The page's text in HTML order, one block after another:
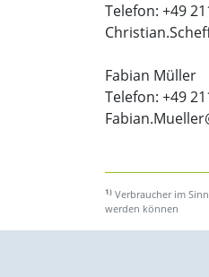
Telefon: +49
Fabian Müller
Telefon: +49
1) Verbraucher im
werden können